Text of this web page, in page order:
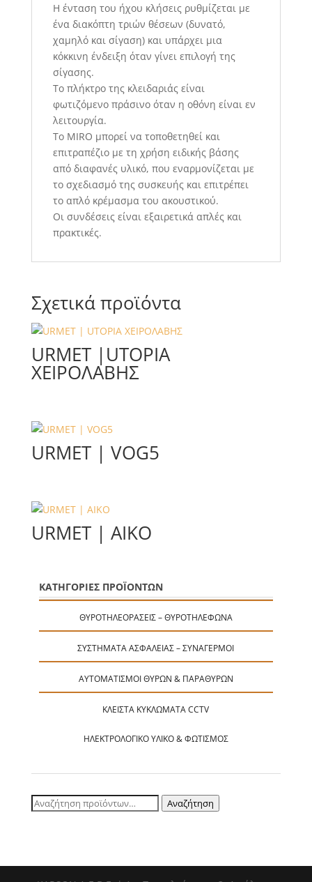
Η ένταση του ήχου κλήσεις ρυθμίζεται με
ένα διακόπτη τριών θέσεων (δυνατό,
χαμηλό και σίγαση) και υπάρχει μια
κόκκινη ένδειξη όταν γίνει επιλογή της
σίγασης.
Το πλήκτρο της κλειδαριάς είναι
φωτιζόμενο πράσινο όταν η οθόνη είναι εν
λειτουργία.
Το ΜIRO μπορεί να τοποθετηθεί και
επιτραπέζιο με τη χρήση ειδικής βάσης
από διαφανές υλικό, που εναρμονίζεται με
το σχεδιασμό της συσκευής και επιτρέπει
το απλό κρέμασμα του ακουστικού.
Οι συνδέσεις είναι εξαιρετικά απλές και
πρακτικές.
Σχετικά προϊόντα
URMET |UTOPIA
ΧΕΙΡΟΛΑΒΗΣ
URMET | VOG5
URMET | AIKO
ΚΑΤΗΓΟΡΙΕΣ ΠΡΟΪΟΝΤΩΝ
ΘΥΡΟΤΗΛΕΟΡΆΣΕΙΣ – ΘΥΡΟΤΗΛΈΦΩΝΑ
ΣΥΣΤΉΜΑΤΑ ΑΣΦΑΛΕΊΑΣ – ΣΥΝΑΓΕΡΜΟΊ
ΑΥΤΟΜΑΤΙΣΜΟΊ ΘΥΡΏΝ & ΠΑΡΑΘΎΡΩΝ
ΚΛΕΙΣΤΆ ΚΥΚΛΏΜΑΤΑ CCTV
ΗΛΕΚΤΡΟΛΟΓΙΚΌ ΥΛΙΚΌ & ΦΩΤΙΣΜΌΣ
Αναζήτηση
Αναζήτηση